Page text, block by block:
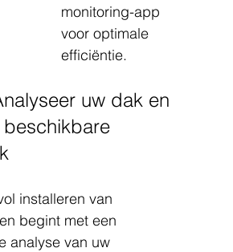
monitoring-app
voor optimale
efficiëntie.
uw dak en
installeren van
begint met een
analyse van uw